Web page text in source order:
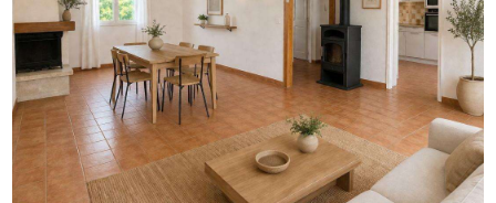
**Pour quels projets ?**
**Famille** : possibilité de réunir les deux niveaux pour
créer une grande maison familiale
**Investisseur** : deux appartements déjà distincts, avec
un potentiel locatif intéressant